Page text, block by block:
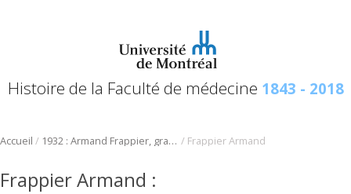
Histoire de la Faculté de médecine 1843 - 2018
Accueil / 1932 : Armand Frappier, grand pionnier de la microbiologie au Québec / Frappier Armand
Frappier Armand :